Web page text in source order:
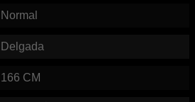
Normal
Delgada
166 CM